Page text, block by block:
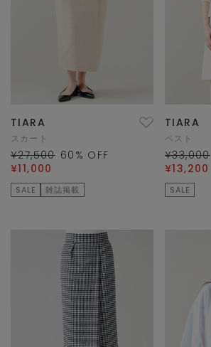
TIARA
スカート
¥27,500 60 % OFF
¥11,000
SALE 雑誌掲載
TIARA
ベスト
¥33,000
¥13,200
SALE